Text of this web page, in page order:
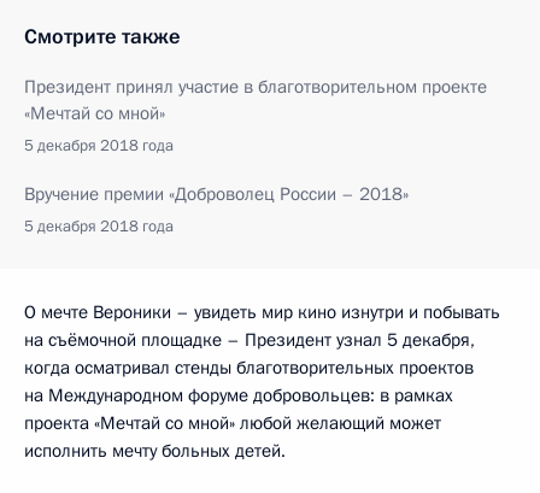
Смотрите также
Президент принял участие в благотворительном проекте
«Мечтай со мной»
5 декабря 2018 года
Вручение премии «Доброволец России – 2018»
5 декабря 2018 года
О мечте Вероники – увидеть мир кино изнутри и побывать
на съёмочной площадке – Президент узнал 5 декабря,
когда осматривал стенды благотворительных проектов
на Международном форуме добровольцев: в рамках
проекта «Мечтай со мной» любой желающий может
исполнить мечту больных детей.